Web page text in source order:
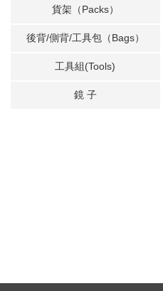
貨架（Packs）
後背/側背/工具包（Bags）
工具組(Tools)
鏡 子